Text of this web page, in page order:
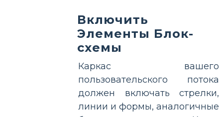
Включить
Элементы Блок-
схемы
Каркас вашего
пользовательского потока
должен включать стрелки,
линии и формы, аналогичные